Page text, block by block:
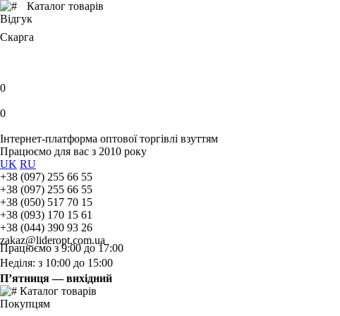
Каталог товарів
Відгук
Скарга
0
0
Інтернет-платформа оптової торгівлі взуттям
Працюємо для вас з 2010 року
UK RU
+38 (097) 255 66 55
+38 (097) 255 66 55
+38 (050) 517 70 15
+38 (093) 170 15 61
+38 (044) 390 93 26
zakaz@lideropt.com.ua
Працюємо з 9:00 до 17:00
Неділя: з 10:00 до 15:00
П’ятниця — вихідний
Каталог товарів
Покупцям